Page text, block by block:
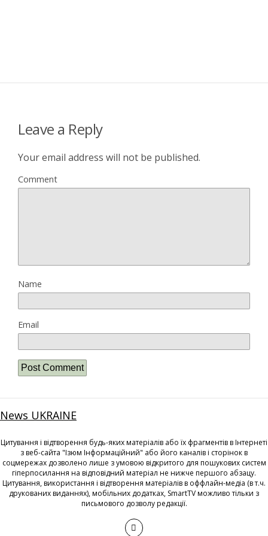
Leave a Reply
Your email address will not be published.
Comment
Name
Email
News UKRAINE
Цитування і відтворення будь-яких матеріалів або їх фрагментів в Інтернеті
з веб-сайта "Ізюм Інформаційний" або його каналів і сторінок в
соцмережах дозволено лише з умовою відкритого для пошукових систем
гіперпосилання на відповідний матеріал не нижче першого абзацу.
Цитування, використання і відтворення матеріалів в оффлайн-медіа (в т.ч.
друкованих виданнях), мобільних додатках, SmartTV можливо тільки з
письмового дозволу редакції.